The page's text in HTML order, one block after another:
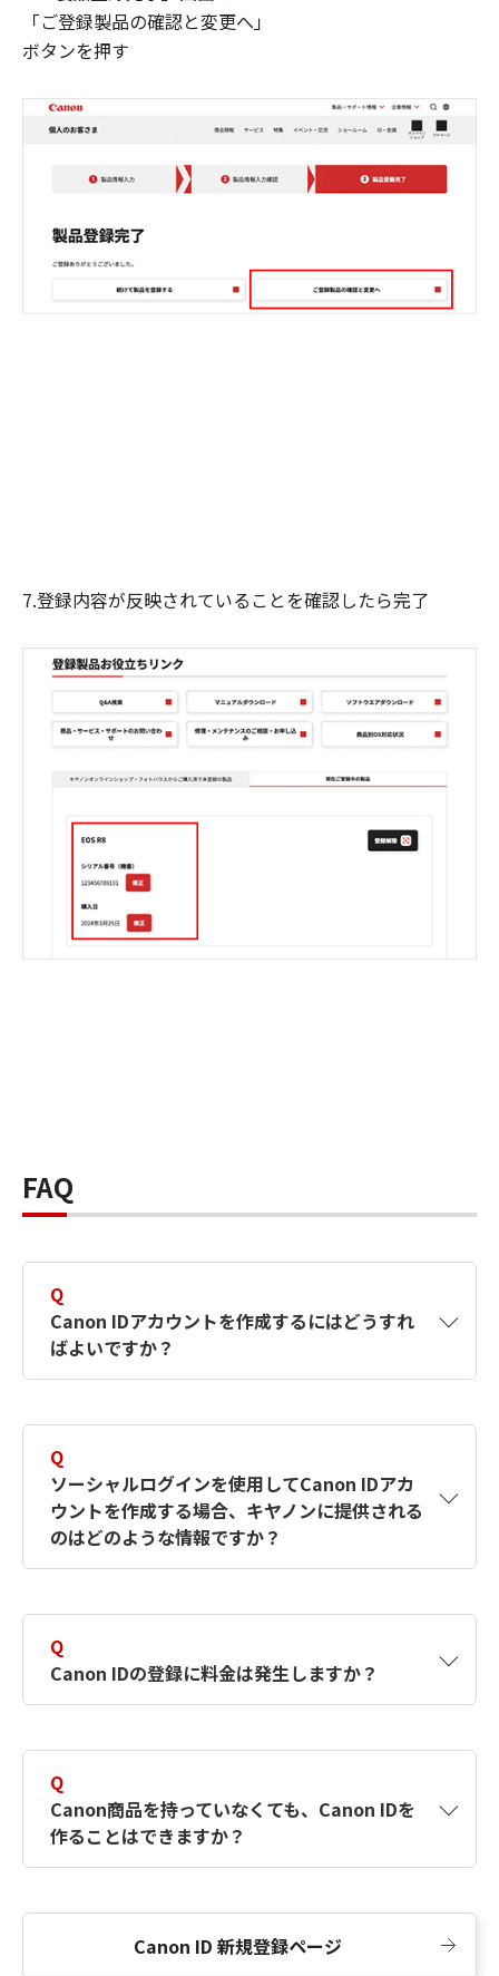
「ご登録製品の確認と変更へ」
ボタンを押す
7.登録内容が反映されていることを確認したら完了
FAQ
Q
Canon IDアカウントを作成するにはどうすれ
ばよいですか？
す。詳しい作成方法は【カメラ】Canon IDとは
何ですか？Canon IDの作成方法は？をご確認く
ださい。
Q
ソーシャルログインを使用してCanon IDアカ
ウントを作成する場合、キヤノンに提供される
のはどのような情報ですか？
択したサービスから取得します。アカウントを
簡単に作成できるように、この情報を使用して
Canon IDの登録フォームを入力します。
Q
Canon IDの登録に料金は発生しますか？
Q
Canon商品を持っていなくても、Canon IDを
作ることはできますか？
Canon ID 新規登録ページ